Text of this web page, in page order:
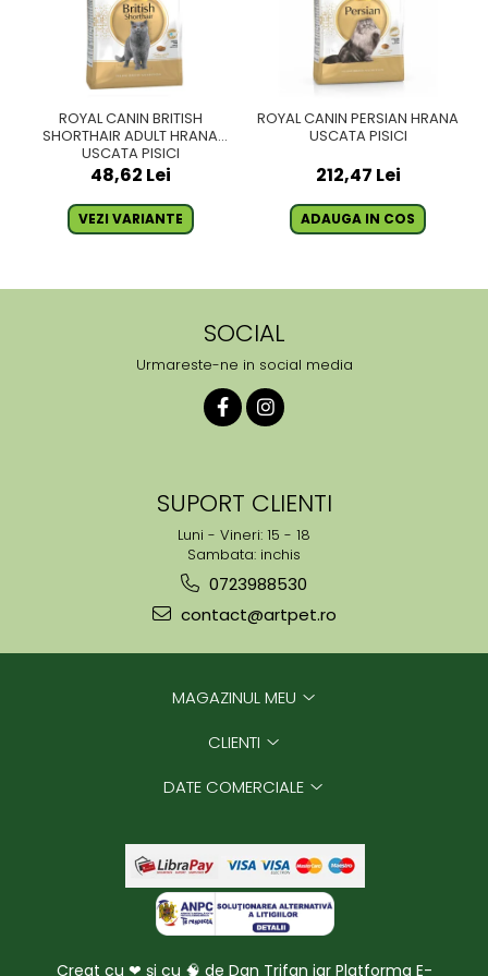
ROYAL CANIN BRITISH
SHORTHAIR ADULT HRANA
USCATA PISICI
48,62 Lei
VEZI VARIANTE
ROYAL CANIN PERSIAN HRANA
USCATA PISICI
212,47 Lei
ADAUGA IN COS
SOCIAL
Urmareste-ne in social media
SUPORT CLIENTI
Luni - Vineri: 15 - 18
Sambata: inchis
0723988530
contact@artpet.ro
MAGAZINUL MEU
CLIENTI
DATE COMERCIALE
Creat cu ❤ și cu 🧠 de Dan Trifan iar Platforma E-